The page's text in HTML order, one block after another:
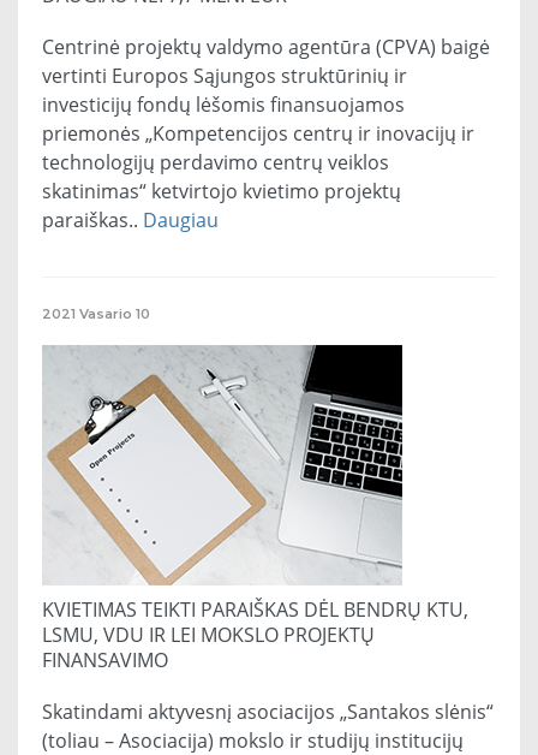
Centrinė projektų valdymo agentūra (CPVA) baigė
vertinti Europos Sąjungos struktūrinių ir
investicijų fondų lėšomis finansuojamos
priemonės „Kompetencijos centrų ir inovacijų ir
technologijų perdavimo centrų veiklos
skatinimas“ ketvirtojo kvietimo projektų
paraiškas.. Daugiau
2021 Vasario 10
KVIETIMAS TEIKTI PARAIŠKAS DĖL BENDRŲ KTU,
LSMU, VDU IR LEI MOKSLO PROJEKTŲ
FINANSAVIMO
Skatindami aktyvesnį asociacijos „Santakos slėnis“
(toliau – Asociacija) mokslo ir studijų institucijų